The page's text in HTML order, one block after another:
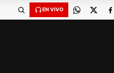
EN VIVO